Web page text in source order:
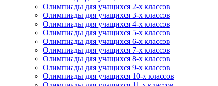
Олимпиады для учащихся 2-х классов
Олимпиады для учащихся 3-х классов
Олимпиады для учащихся 4-х классов
Олимпиады для учащихся 5-х классов
Олимпиады для учащихся 6-х классов
Олимпиады для учащихся 7-х классов
Олимпиады для учащихся 8-х классов
Олимпиады для учащихся 9-х классов
Олимпиады для учащихся 10-х классов